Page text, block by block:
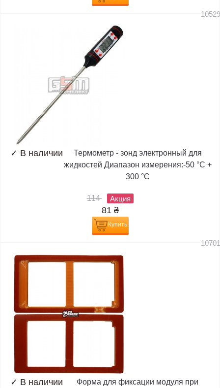
✓ В наличии
Термометр - зонд электронный для
жидкостей Диапазон измерения:-50 °C +
300 °C
114 Акция
81 ₴
Купить
✓ В наличии
Форма для фиксации модуля при